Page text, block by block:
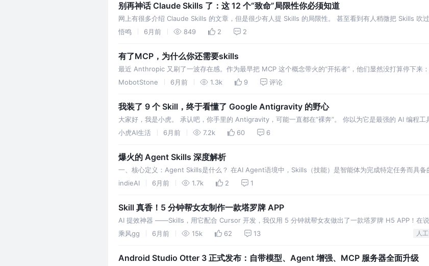
别再神话 Claude Skills 了：这 12 个“致命”局限性你必须知道
网上有很多介绍 Claude Skills 的文章，但是很少有人提 Skills 的局限性。 甚至看到有人稍微把 Skills 吹
知识、解决上下文窗
悟鸣 6月前 849 2 2
有了MCP，为什么你还需要skills
最近 Anthropic 又刷了一波存在感。作为最早把 MCP 这个概念带火的“开拓者”，他们显然没打算停下来
概念，叫Skills。更关键的是，Anthropic 还****把A
MobotStone 6月前 1.3k 9 评论
我装了 9 个 Skill，终于看懂了 Google Antigravity 的野心
大家好，我是小虎。 承认吧，你手里的 Antigravity，可能一直都在“裸奔”。 你以为它是最强的 AI 编程工
Bug、写写代码？ 真相是：你只用到了它 10% 的功力。 就在
小虎AI生活 6月前 7.2k 60 6
爆火的 Agent Skills 深度解析
一、核心定义：Agent Skills是什么？ 在AI Agent语境中，Skills（技能）是智能体为完成特定任务而具备
的深度融合体。它并非单一的技术模块，
indieAI 6月前 1.7k 2 1
Skill 真香！5 分钟帮女友制作一款塔罗牌 APP
AI 提效神器 ——Skills，用它配合 Cursor 开发，我仅用 5 分钟就帮女友做出了一款塔罗牌 H5 APP！在
乘风gg
6月前 15k 62 13 人
Android Studio Otter 3 正式发布：自带模型、Agent 增强、MCP 服务器全面升级